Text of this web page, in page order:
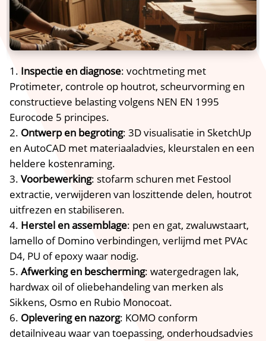
Inspectie en diagnose: vochtmeting met
Protimeter, controle op houtrot, scheurvorming en
constructieve belasting volgens NEN EN 1995
Eurocode 5 principes.​
Ontwerp en begroting: 3D visualisatie in SketchUp
en AutoCAD met materiaaladvies, kleurstalen en een
heldere kostenraming.​
Voorbewerking: stofarm schuren met Festool
extractie, verwijderen van loszittende delen, houtrot
uitfrezen en stabiliseren.​
Herstel en assemblage: pen en gat, zwaluwstaart,
lamello of Domino verbindingen, verlijmd met PVAc
D4, PU of epoxy waar nodig.​
Afwerking en bescherming: watergedragen lak,
hardwax oil of oliebehandeling van merken als
Sikkens, Osmo en Rubio Monocoat.​
Oplevering en nazorg: KOMO conform
detailniveau waar van toepassing, onderhoudsadvies